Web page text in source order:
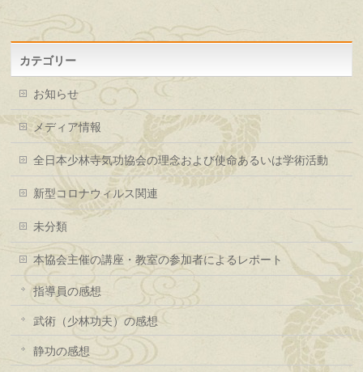
カテゴリー
お知らせ
メディア情報
全日本少林寺気功協会の理念および使命あるいは学術活動
新型コロナウィルス関連
未分類
本協会主催の講座・教室の参加者によるレポート
指導員の感想
武術（少林功夫）の感想
静功の感想